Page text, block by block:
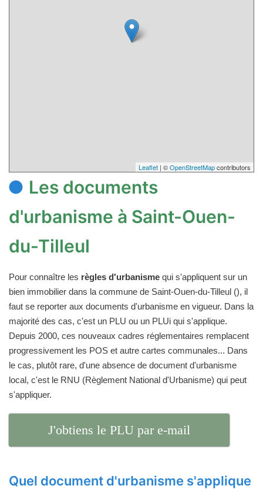
Leaflet | ©OpenStreetMapcontributors
Les documents
d'urbanisme à Saint-Ouen-
du-Tilleul
Pour connaître les règles d'urbanisme qui s'appliquent sur un
bien immobilier dans la commune de Saint-Ouen-du-Tilleul (), il
faut se reporter aux documents d'urbanisme en vigueur. Dans la
majorité des cas, c'est un PLU ou un PLUi qui s'applique.
Depuis 2000, ces nouveaux cadres réglementaires remplacent
progressivement les POS et autre cartes communales... Dans
le cas, plutôt rare, d'une absence de document d'urbanisme
local, c'est le RNU (Règlement National d'Urbanisme) qui peut
s'appliquer.
J'obtiens le PLU par e-mail
Quel document d'urbanisme s'applique